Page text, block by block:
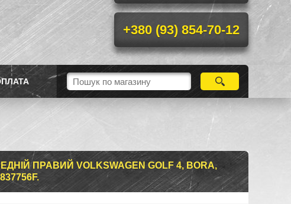
+380 (93) 854-70-12
ПРАВИЙ VOLKSWAGEN GOLF 4, BORA,